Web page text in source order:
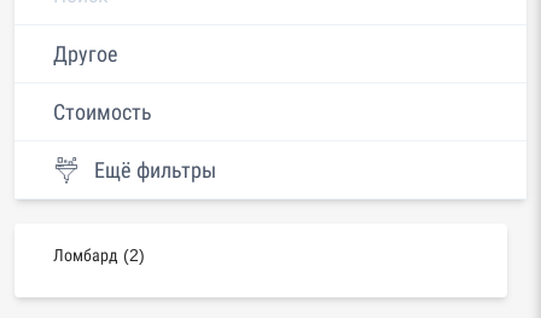
Другое
Стоимость
Ещё фильтры
Ломбард (2)